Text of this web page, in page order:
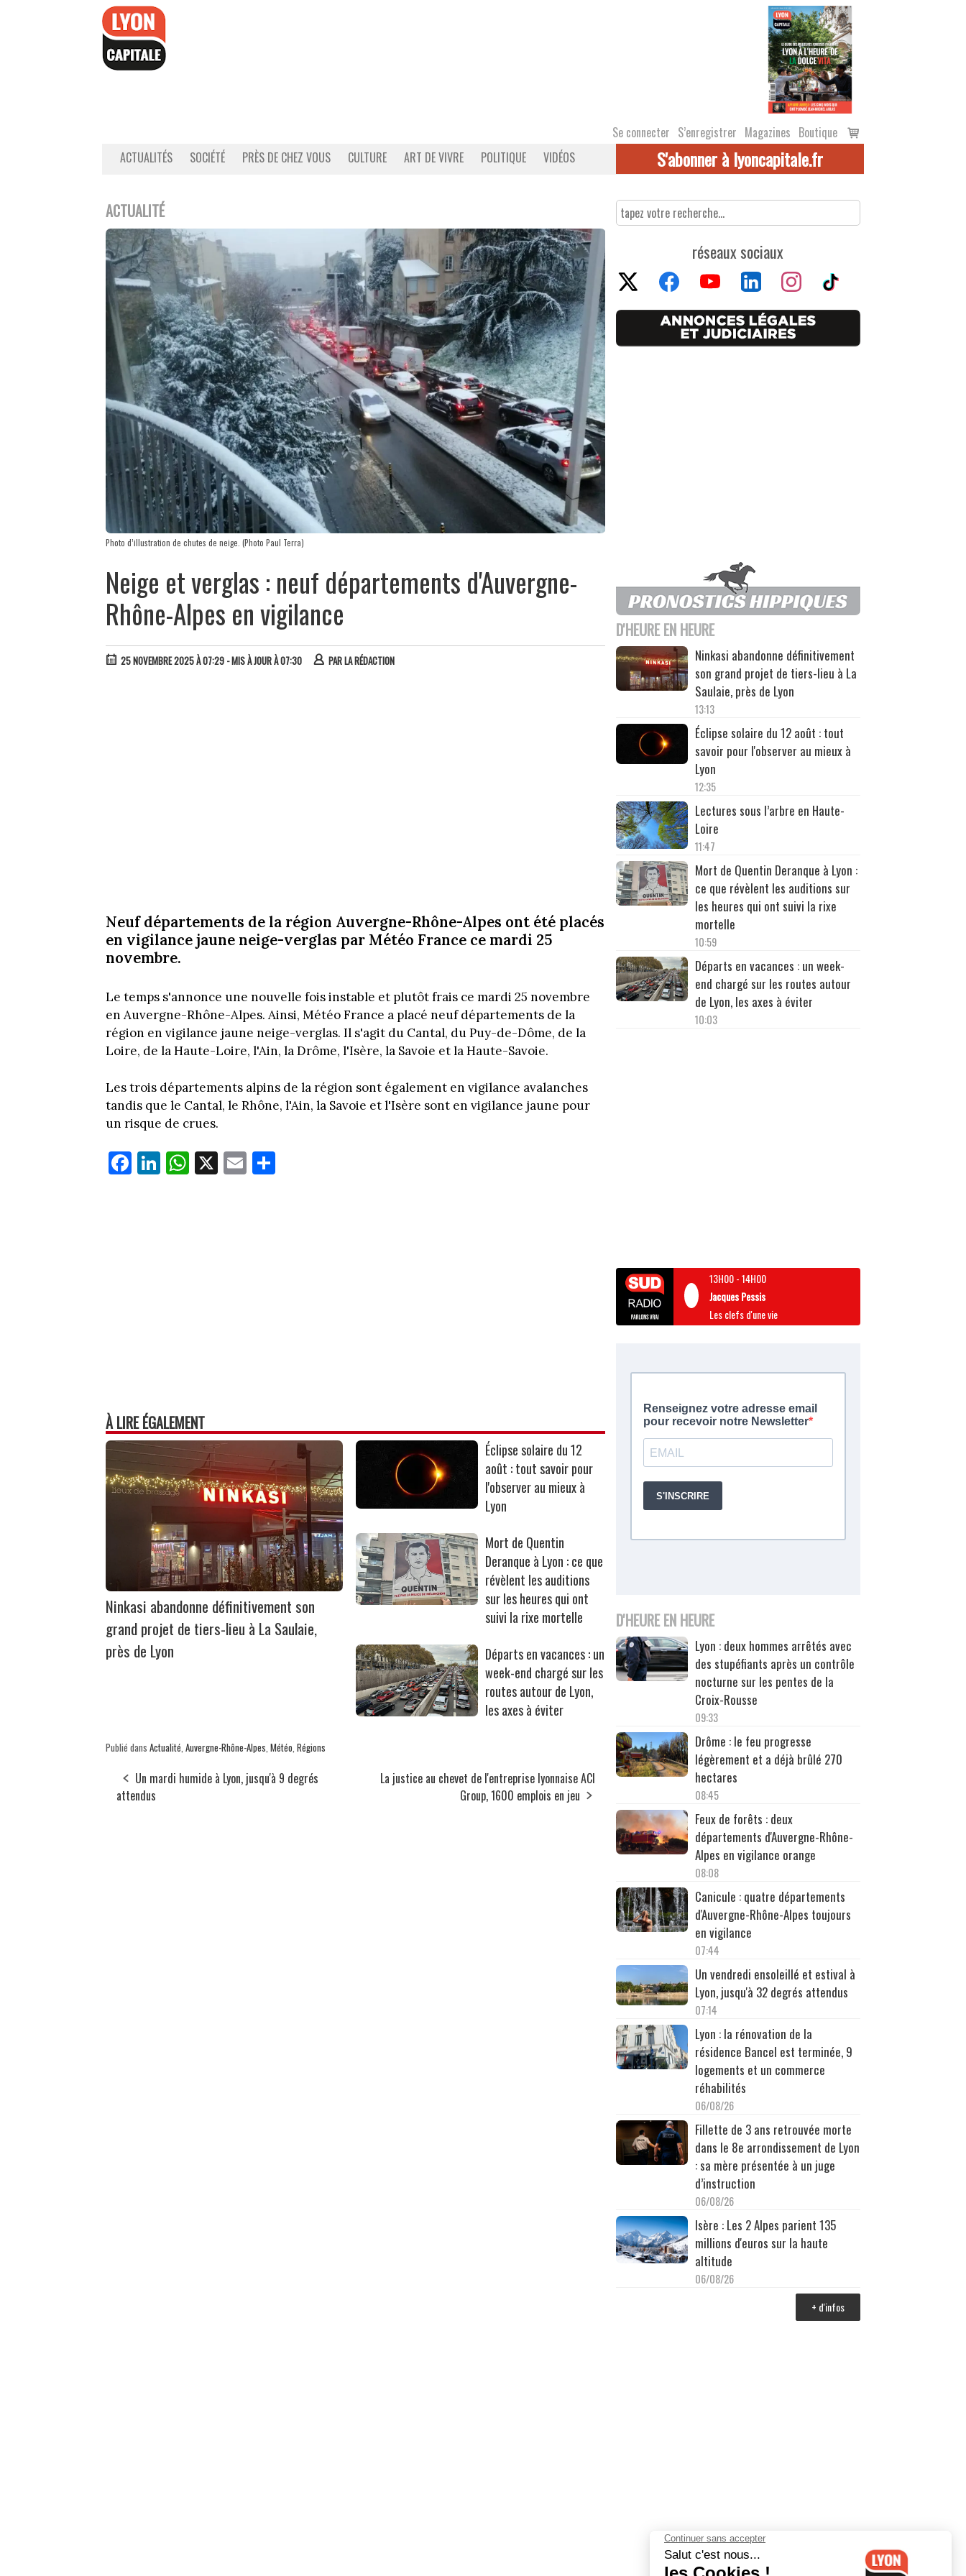
Se connecter S’enregistrer Magazines Boutique
Voir
le
ACTUALITÉS SOCIÉTÉ PRÈS DE CHEZ VOUS CULTURE ART DE VIVRE POLITIQUE VIDÉOS S'abonner à lyoncapitale.fr
ACTUALITÉ
Photo d’illustration de chutes de neige. (Photo Paul Terra)
Neige et verglas : neuf départements d'Auvergne-
Rhône-Alpes en vigilance
25 NOVEMBRE 2025 À 07:29 - MIS À JOUR À 07:30 PARLA RÉDACTION
Neuf départements de la région Auvergne-Rhône-Alpes ont été placés
en vigilance jaune neige-verglas par Météo France ce mardi 25
novembre.
Le temps s'annonce une nouvelle fois instable et plutôt frais ce mardi 25 novembre
en Auvergne-Rhône-Alpes. Ainsi, Météo France a placé neuf départements de la
région en vigilance jaune neige-verglas. Il s'agit du Cantal, du Puy-de-Dôme, de la
Loire, de la Haute-Loire, l'Ain, la Drôme, l'Isère, la Savoie et la Haute-Savoie.
Les trois départements alpins de la région sont également en vigilance avalanches
tandis que le Cantal, le Rhône, l'Ain, la Savoie et l'Isère sont en vigilance jaune pour
un risque de crues.
Fa
ce
Li
nk
W
ha
X E
m
À LIRE ÉGALEMENT
Ninkasi abandonne définitivement son
grand projet de tiers-lieu à La Saulaie,
près de Lyon
Éclipse solaire du 12
août : tout savoir pour
l'observer au mieux à
Lyon
Mort de Quentin
Deranque à Lyon : ce que
révèlent les auditions
sur les heures qui ont
suivi la rixe mortelle
Départs en vacances : un
week-end chargé sur les
routes autour de Lyon,
les axes à éviter
Publié dans Actualité, Auvergne-Rhône-Alpes, Météo, Régions
Un mardi humide à Lyon, jusqu'à 9 degrés
attendus
La justice au chevet de l'entreprise lyonnaise ACI
Group, 1600 emplois en jeu
réseaux sociaux
D'HEURE EN HEURE
Ninkasi abandonne définitivement
son grand projet de tiers-lieu à La
Saulaie, près de Lyon
13:13
Éclipse solaire du 12 août : tout
savoir pour l'observer au mieux à
Lyon
12:35
Lectures sous l’arbre en Haute-
Loire
11:47
Mort de Quentin Deranque à Lyon :
ce que révèlent les auditions sur
les heures qui ont suivi la rixe
mortelle
10:59
Départs en vacances : un week-
end chargé sur les routes autour
de Lyon, les axes à éviter
10:03
13H00-14H00
Jacques Pessis
Les clefs d'une vie
D'HEURE EN HEURE
Lyon : deux hommes arrêtés avec
des stupéfiants après un contrôle
nocturne sur les pentes de la
Croix-Rousse
09:33
Drôme : le feu progresse
légèrement et a déjà brûlé 270
hectares
08:45
Feux de forêts : deux
départements d'Auvergne-Rhône-
Alpes en vigilance orange
08:08
Canicule : quatre départements
d'Auvergne-Rhône-Alpes toujours
en vigilance
07:44
Un vendredi ensoleillé et estival à
Lyon, jusqu'à 32 degrés attendus
07:14
Lyon : la rénovation de la
résidence Bancel est terminée, 9
logements et un commerce
réhabilités
06/08/26
Fillette de 3 ans retrouvée morte
dans le 8e arrondissement de Lyon
: sa mère présentée à un juge
d’instruction
06/08/26
Isère : Les 2 Alpes parient 135
millions d'euros sur la haute
altitude
06/08/26
+ d'infos